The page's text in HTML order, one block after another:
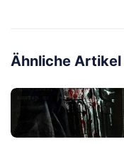
Ähnliche Artikel